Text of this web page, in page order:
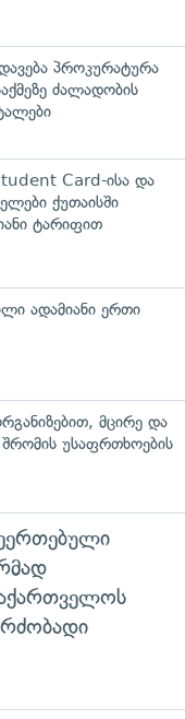
პროკურატურა
ძალადობის
Card-ისა და
ქუთაისში
ტარიფით
ადამიანი ერთი
მცირე და
შრომის უსაფრთხოების